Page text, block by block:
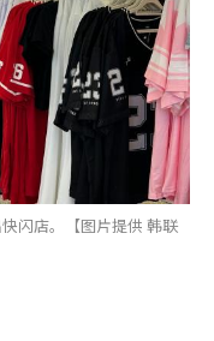
闪店。【图片提供 韩联